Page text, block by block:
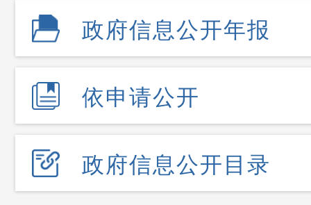
政府信息公开年报
依申请公开
政府信息公开目录